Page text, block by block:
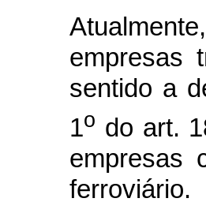
empresas
sentido a
1o do art.
empresas
ferroviário.